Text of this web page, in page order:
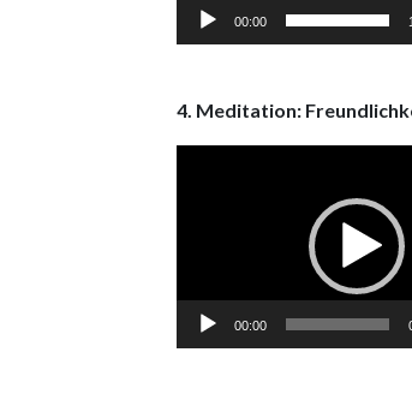
00:00
4. Meditation:
00:00